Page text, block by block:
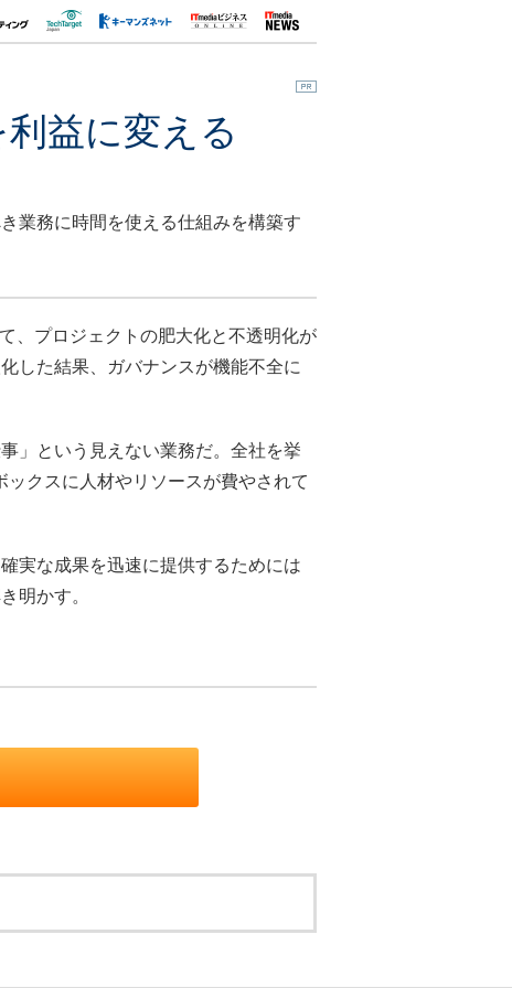
益に変える
業務に時間を使える仕組みを構築す
、プロジェクトの肥大化と不透明化が
した結果、ガバナンスが機能不全に
」という見えない業務だ。全社を挙
クスに人材やリソースが費やされて
実な成果を迅速に提供するためには
明かす。